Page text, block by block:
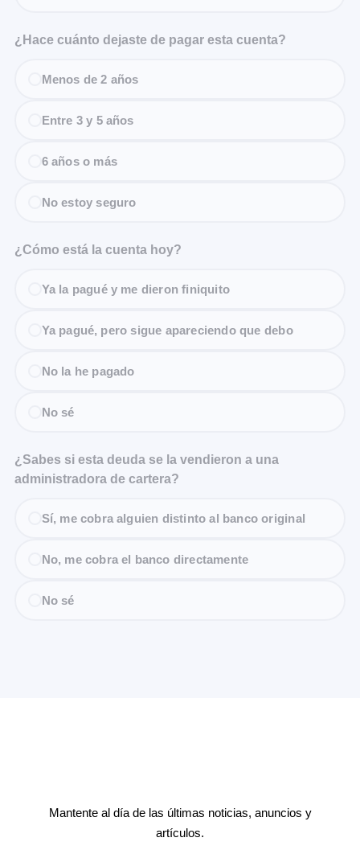
¿Hace cuánto dejaste de pagar esta cuenta?
Menos de 2 años
Entre 3 y 5 años
6 años o más
No estoy seguro
¿Cómo está la cuenta hoy?
Ya la pagué y me dieron finiquito
Ya pagué, pero sigue apareciendo que debo
No la he pagado
No sé
¿Sabes si esta deuda se la vendieron a una
administradora de cartera?
Sí, me cobra alguien distinto al banco original
No, me cobra el banco directamente
No sé
Mantente al día de las últimas noticias, anuncios y
artículos.